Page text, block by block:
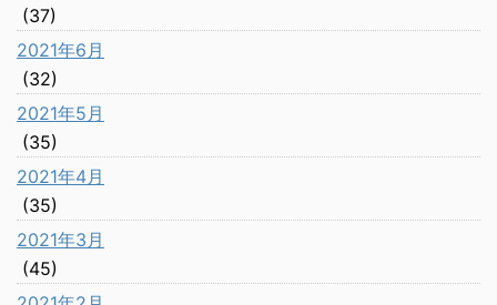
(37)
2021年6月
(32)
2021年5月
(35)
2021年4月
(35)
2021年3月
(45)